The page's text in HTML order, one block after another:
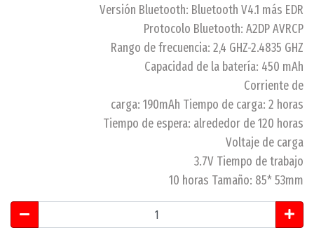
Versión Bluetooth: Bluetooth V4.1 más EDR
Protocolo Bluetooth: A2DP AVRCP
Rango de frecuencia: 2,4 GHZ-2.4835 GHZ
Capacidad de la batería: 450 mAh
Corriente de
carga: 190mAh Tiempo de carga: 2 horas
Tiempo de espera: alrededor de 120 horas
Voltaje de carga
3.7V Tiempo de trabajo
10 horas Tamaño: 85* 53mm